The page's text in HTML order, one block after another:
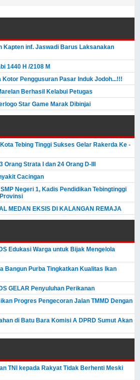
Kapten inf. Jaswadi Barus Laksanakan
1440 H /2108 M
Penggusuran Pasar Induk Jodoh...!!!
Berhasil Kelabui Petugas
Star Game Marak Dibinjai
Tebing Tinggi Sukses Gelar Rakerda Ke -
Strata I dan 24 Orang D-III
Cacingan
Negeri 1, Kadis Pendidikan Tebingtinggi
MEDAN EKSIS DI KALANGAN REMAJA
Edukasi Warga untuk Bijak Mengelola
Bangun Purba Tingkatkan Kualitas Ikan
GELAR Penyuluhan Perikanan
Progres Pengecoran Jalan TMMD Dengan
di Batu Bara Komisi A DPRD Sumut Akan
TNI kepada Rakyat Tidak Berhenti Meski